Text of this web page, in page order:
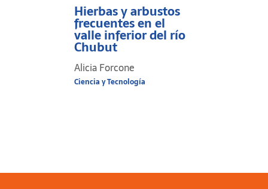
Hierbas y arbustos
frecuentes en el
valle inferior del río
Chubut
Alicia Forcone
Ciencia y Tecnología